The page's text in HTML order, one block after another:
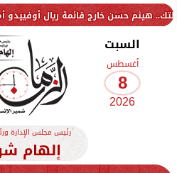
خارج قائمة ريال أوفييدو أمام لوهافر
السبت
أغسطس
8
2026
رئيس مجلس الإدارة
إلهام